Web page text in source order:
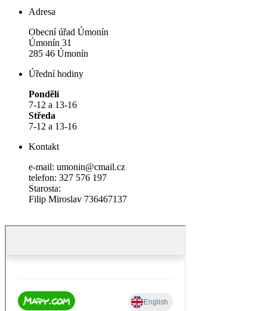
Adresa
Obecní úřad Úmonín
Úmonín 31
285 46 Úmonín
Úřední hodiny
Pondělí
7-12 a 13-16
Středa
7-12 a 13-16
Kontakt
e-mail: umonin@cmail.cz
telefon: 327 576 197
Starosta:
Filip Miroslav 736467137